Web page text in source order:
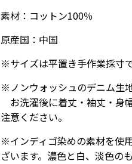
素材：コットン100％
原産国：中国
※サイズは平置き手作業採寸
※ノンウォッシュのデニム生
お洗濯後に着丈・袖丈・身
注意ください。
※インディゴ染めの素材を使
ざいます。濃色と白、淡色の